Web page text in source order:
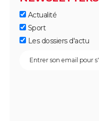
Actualité
Sport
Les dossiers d'actu